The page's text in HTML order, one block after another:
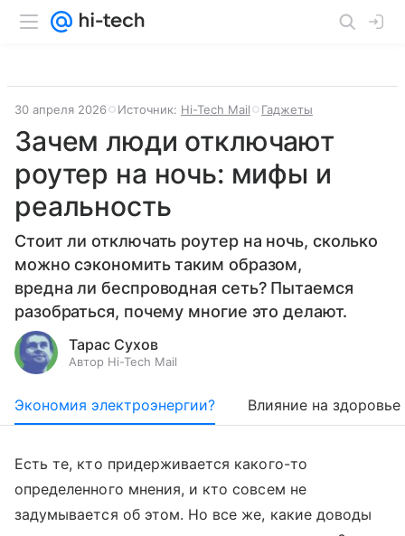
30 апреля 2026 Источник: Hi-Tech Mail Гаджеты
Зачем люди отключают
роутер на ночь: мифы и
реальность
Стоит ли отключать роутер на ночь, сколько
можно сэкономить таким образом,
вредна ли беспроводная сеть? Пытаемся
разобраться, почему многие это делают.
Тарас Сухов
Автор Hi-Tech Mail
Экономия электроэнергии? Влияние на здоровье
Есть те, кто придерживается какого-то
определенного мнения, и кто совсем не
задумывается об этом. Но все же, какие доводы